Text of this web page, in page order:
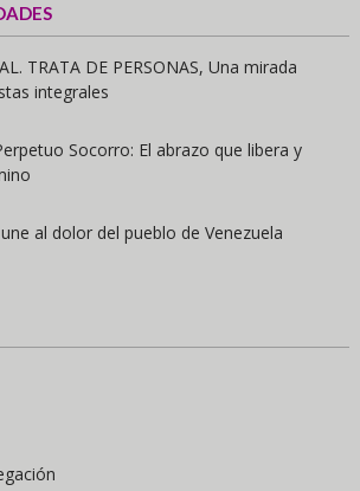
TRATA DE PERSONAS, Una mirada
integrales
Socorro: El abrazo que libera y
al dolor del pueblo de Venezuela